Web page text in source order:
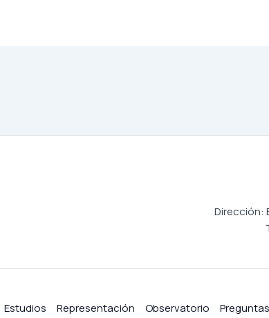
Dirección:
Estudios Representación Observatorio